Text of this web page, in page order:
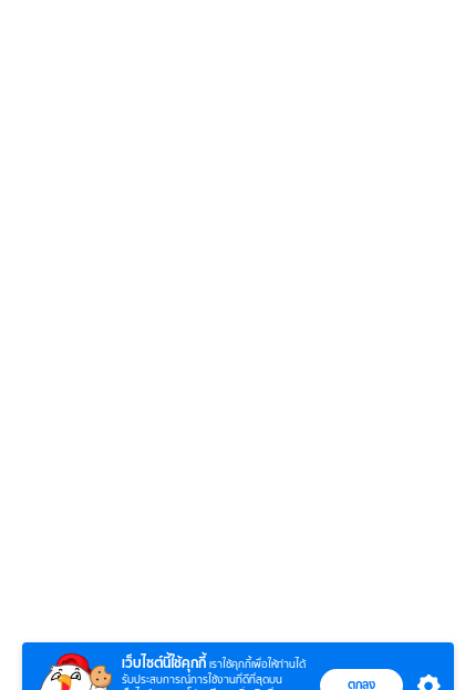
6 พบเธอ (พากย์
ไทย) 7 (Uncut Ver.) 8 (พาก
เว็บไซต์นี้ใช้คุกกี้ เราใช้คุกกี้เพื่อให้ท่านได้
รับประสบการณ์การใช้งานที่ดีที่สุดบน
ตกลง